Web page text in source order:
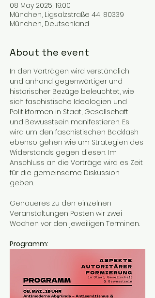
08 May 2025, 19:00
München, Ligsalzstraße 44, 80339
München, Deutschland
About the event
In den Vorträgen wird verständlich
und anhand gegenwärtiger und
historischer Bezüge beleuchtet, wie
sich faschistische Ideologien und
Politikformen in Staat, Gesellschaft
und Bewusstsein manifestieren. Es
wird um den faschistischen Backlash
ebenso gehen wie um Strategien des
Widerstands gegen diesen. Im
Anschluss an die Vorträge wird es Zeit
für die gemeinsame Diskussion
geben.
Genaueres zu den einzelnen
Veranstaltungen Posten wir zwei
Wochen vor den jeweiligen Terminen.
Programm: